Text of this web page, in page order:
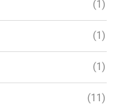
(1)
(1)
(1)
(11)